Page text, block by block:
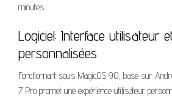
minutes.
Logiciel: Interface utilisateur
personnalisées
Fonctionnant sous MagicOS 9.0, basé sur
7 Pro promet une expérience utilisateur